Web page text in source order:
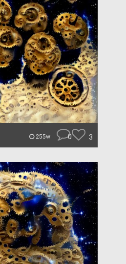
255w 0 3